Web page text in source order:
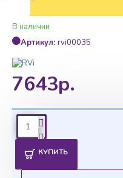
7643р.
Наличие:
В наличии
Артикул: rvi00035
КУПИТЬ
Ценовая
Уточнить цены на